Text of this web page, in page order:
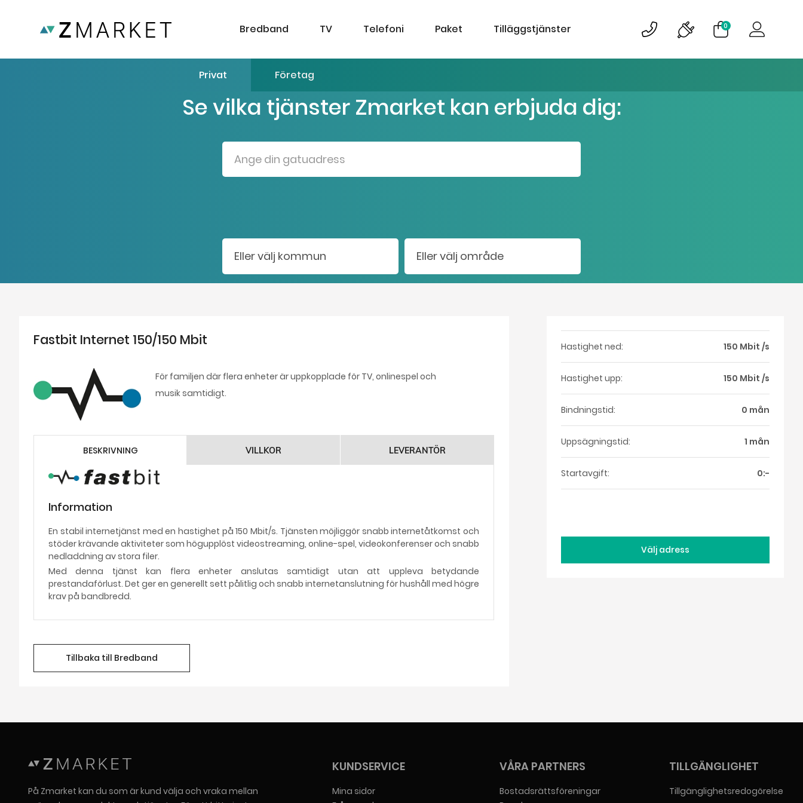
Bredband TV Telefoni Paket Tilläggstjänster 0
Privat Företag
Se vilka tjänster Zmarket kan erbjuda dig:
Fastbit Internet 150/150 Mbit
För familjen där flera enheter är uppkopplade för TV, onlinespel och
musik samtidigt.
BESKRIVNING VILLKOR LEVERANTÖR
Information
En stabil internetjänst med en hastighet på 150 Mbit/s. Tjänsten möjliggör snabb internetåtkomst och
stöder krävande aktiviteter som högupplöst videostreaming, online-spel, videokonferenser och snabb
nedladdning av stora filer.
Med denna tjänst kan flera enheter anslutas samtidigt utan att uppleva betydande
prestandaförlust. Det ger en generellt sett pålitlig och snabb internetanslutning för hushåll med högre
krav på bandbredd.
Tillbaka till Bredband
Hastighet ned: 150 Mbit /s
Hastighet upp: 150 Mbit /s
Bindningstid: 0 mån
Uppsägningstid: 1 mån
Startavgift: 0:-
Välj adress
På Zmarket kan du som är kund välja och vraka mellan
KUNDSERVICE
Mina sidor
VÅRA PARTNERS
Bostadsrättsföreningar
TILLGÄNGLIGHET
Tillgänglighetsredogörelse